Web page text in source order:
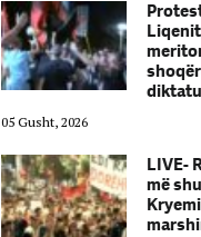
05 Gusht, 2026
LIVE-
më